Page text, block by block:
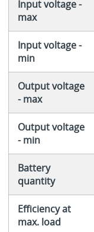
Input voltage -
max
Input voltage -
min
Output voltage
- max
Output voltage
- min
Battery
quantity
Efficiency at
max. load